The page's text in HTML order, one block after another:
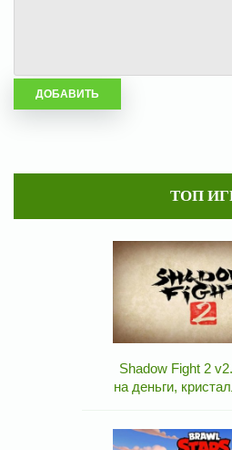
ТОП
Shadow Fight 2
на деньги,